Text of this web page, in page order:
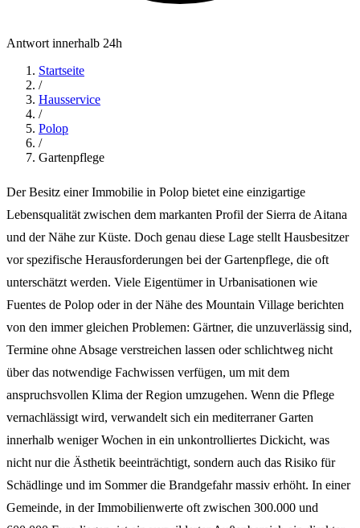
Antwort innerhalb 24h
Startseite
/
Hausservice
/
Polop
/
Gartenpflege
Der Besitz einer Immobilie in Polop bietet eine einzigartige
Lebensqualität zwischen dem markanten Profil der Sierra de Aitana
und der Nähe zur Küste. Doch genau diese Lage stellt Hausbesitzer
vor spezifische Herausforderungen bei der Gartenpflege, die oft
unterschätzt werden. Viele Eigentümer in Urbanisationen wie
Fuentes de Polop oder in der Nähe des Mountain Village berichten
von den immer gleichen Problemen: Gärtner, die unzuverlässig sind,
Termine ohne Absage verstreichen lassen oder schlichtweg nicht
über das notwendige Fachwissen verfügen, um mit dem
anspruchsvollen Klima der Region umzugehen. Wenn die Pflege
vernachlässigt wird, verwandelt sich ein mediterraner Garten
innerhalb weniger Wochen in ein unkontrolliertes Dickicht, was
nicht nur die Ästhetik beeinträchtigt, sondern auch das Risiko für
Schädlinge und im Sommer die Brandgefahr massiv erhöht. In einer
Gemeinde, in der Immobilienwerte oft zwischen 300.000 und